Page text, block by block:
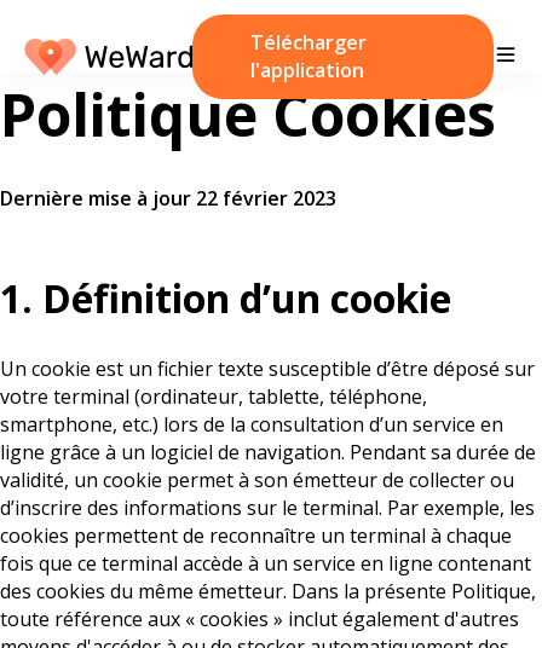
Télécharger
l'application
Politique Cookies
Dernière mise à jour 22 février 2023
1. Définition d’un cookie
Un cookie est un fichier texte susceptible d’être déposé sur
votre terminal (ordinateur, tablette, téléphone,
smartphone, etc.) lors de la consultation d’un service en
ligne grâce à un logiciel de navigation. Pendant sa durée de
validité, un cookie permet à son émetteur de collecter ou
d’inscrire des informations sur le terminal. Par exemple, les
cookies permettent de reconnaître un terminal à chaque
fois que ce terminal accède à un service en ligne contenant
des cookies du même émetteur. Dans la présente Politique,
toute référence aux « cookies » inclut également d'autres